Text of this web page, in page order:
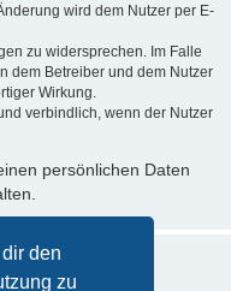
den
zu
wird dem Nutzer per E-
zu widersprechen. Im Falle
dem Betreiber und dem Nutzer
Wirkung.
verbindlich, wenn der Nutzer
persönlichen Daten